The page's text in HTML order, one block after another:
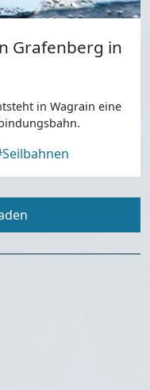
Grafenberg in
in Wagrain eine